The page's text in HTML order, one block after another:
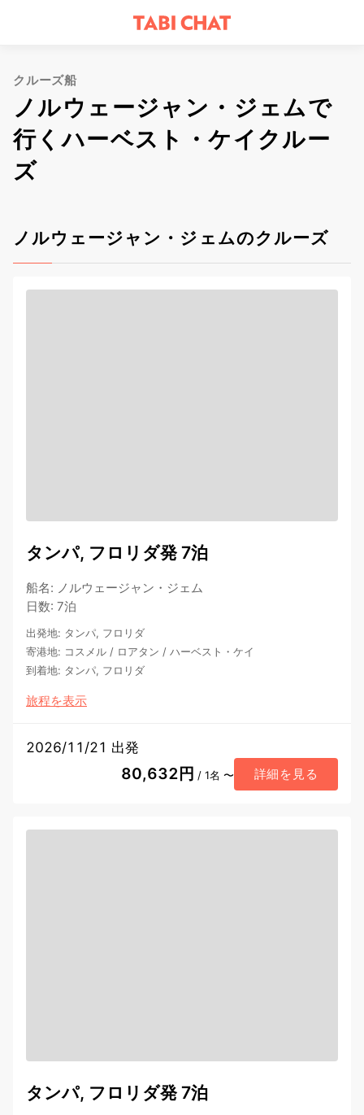
クルーズ船
ノルウェージャン・ジェムで
行くハーベスト・ケイクルー
ズ
ノルウェージャン・ジェムのクルーズ
タンパ, フロリダ発 7泊
船名: ノルウェージャン・ジェム
日数: 7泊
出発地: タンパ, フロリダ
寄港地: コスメル / ロアタン / ハーベスト・ケイ
到着地: タンパ, フロリダ
旅程を表示
2026/11/21 出発
80,632円 / 1名 〜 詳細を見る
タンパ, フロリダ発 7泊